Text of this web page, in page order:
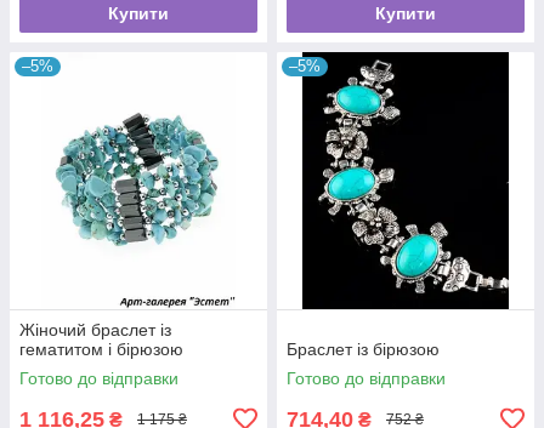
Купити Купити
–5%
Жіночий браслет із
гематитом і бірюзою
Готово до відправки
1 116,25 ₴ 1 175 ₴
–5%
Браслет із бірюзою
Готово до відправки
714,40 ₴ 752 ₴